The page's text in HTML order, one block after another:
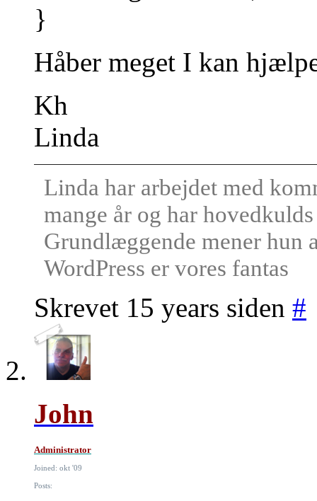
}
Håber meget I kan
Kh
Linda
Linda har arbejdet med
mange år og har
Grundlæggende mener hun
WordPress er vores fantas
Skrevet 15 years siden #
John
Administrator
Joined: okt '09
Posts: